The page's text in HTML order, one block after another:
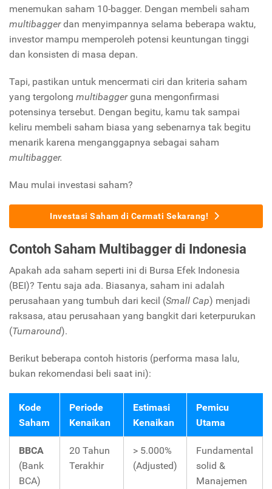
menemukan saham 10-bagger. Dengan membeli saham
multibaggerdan menyimpannya selama beberapa waktu,
investor mampu memperoleh potensi keuntungan tinggi
dan konsisten di masa depan.
Tapi, pastikan untuk mencermati ciri dan kriteria saham
yang tergolong multibaggerguna mengonfirmasi
potensinya tersebut. Dengan begitu, kamu tak sampai
keliru membeli saham biasa yang sebenarnya tak begitu
menarik karena menganggapnya sebagai saham
multibagger.
Mau mulai investasi saham?
Investasi Saham di Cermati Sekarang!
Contoh Saham Multibagger di Indonesia
Apakah ada saham seperti ini di Bursa Efek Indonesia
(BEI)? Tentu saja ada. Biasanya, saham ini adalah
perusahaan yang tumbuh dari kecil (Small Cap) menjadi
raksasa, atau perusahaan yang bangkit dari keterpurukan
(Turnaround).
Berikut beberapa contoh historis (performa masa lalu,
bukan rekomendasi beli saat ini):
Kode
Saham
Periode
Kenaikan
Estimasi
Kenaikan
Pemicu
Utama
BBCA
(Bank
BCA)
20 Tahun
Terakhir
> 5.000%
(Adjusted)
Fundamental
solid &
Manajemen